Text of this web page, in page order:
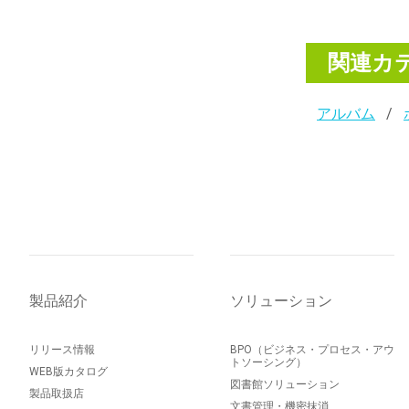
関連カ
アルバム
製品紹介
リリース情報
WEB版カタログ
製品取扱店
ソリューション
BPO（ビジネス・プロセス・アウ
トソーシング）
図書館ソリューション
文書管理・機密抹消